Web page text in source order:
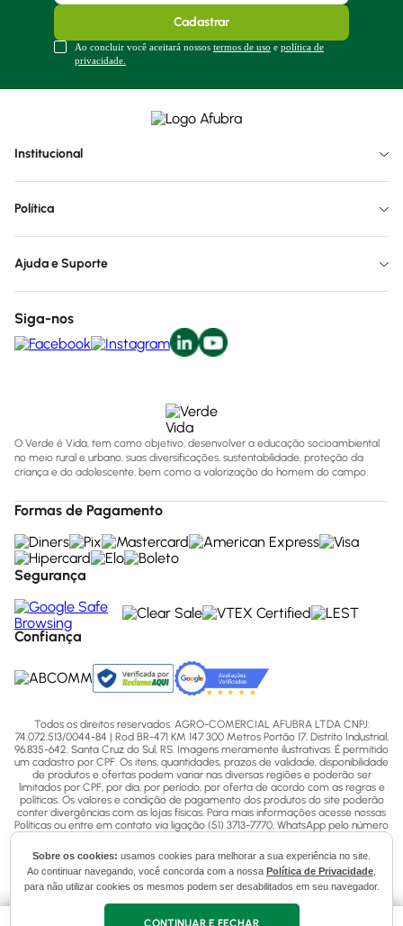
Sobre os cookies: usamos cookies para melhorar a sua experiência no site.
Ao continuar navegando, você concorda com a nossa Política de Privacidade
para não utilizar cookies os mesmos podem ser desabilitados em seu navegador.
CONTINUAR E FECHAR
Cadastrar
Ao concluir você aceitará nossos termos de uso e política de
privacidade.
Institucional
Política
Ajuda e Suporte
Siga-nos
O Verde é Vida, tem como objetivo, desenvolver a educação socioambiental
no meio rural e urbano, suas diversificações, sustentabilidade, proteção da
criança e do adolescente, bem como a valorização do homem do campo.
Formas de Pagamento
Segurança
Confiança
Todos os direitos reservados. AGRO-COMERCIAL AFUBRA LTDA CNPJ:
74.072.513/0044-84 | Rod BR-471 KM 147 300 Metros Portão 17, Distrito Industrial,
96.835-642, Santa Cruz do Sul, RS. Imagens meramente ilustrativas. É permitido
um cadastro por CPF. Os itens, quantidades, prazos de validade, disponibilidade
de produtos e ofertas podem variar nas diversas regiões e poderão ser
limitados por CPF, por dia, por período, por oferta de acordo com as regras e
políticas. Os valores e condição de pagamento dos produtos do site poderão
conter divergências com as lojas físicas. Para mais informações acesse nossas
Políticas ou entre em contato via ligação (51) 3713-7770, WhatsApp pelo número